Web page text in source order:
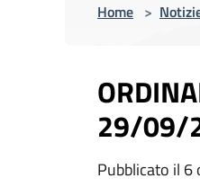
Home >
29/09/
Pubblicato il 6